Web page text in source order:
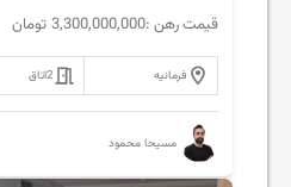
قیمت رهن :3,300,000,000 تومان
فرمانیه 2اتاق
مسیحا محمود